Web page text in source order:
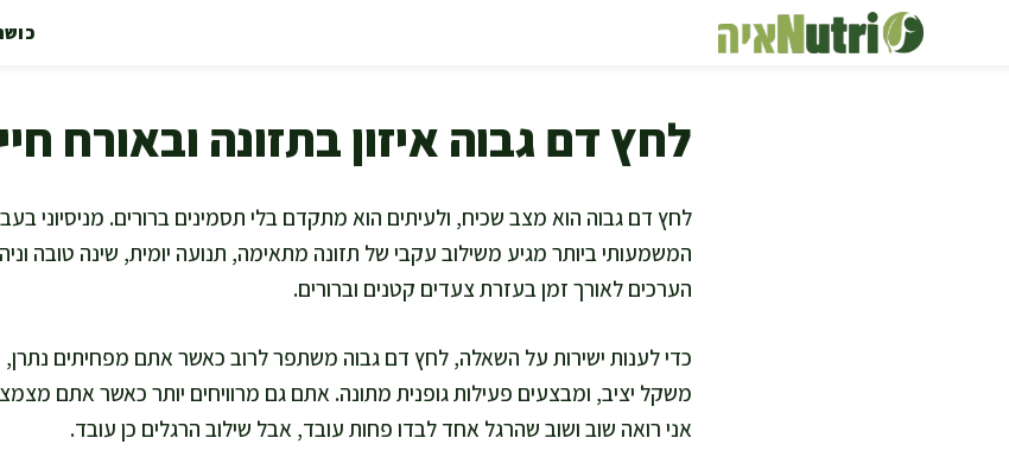
לחץ דם גבוה איזון בתזונה ובאורח
לחץ דם גבוה הוא מצב שכיח, ולעיתים הוא מתקדם בלי תסמינים ברורים. מניסיוני
המשמעותי ביותר מגיע משילוב עקבי של תזונה מתאימה, תנועה יומית, שינה טובה
הערכים לאורך זמן בעזרת צעדים קטנים וברורים.
כדי לענות ישירות על השאלה, לחץ דם גבוה משתפר לרוב כאשר אתם מפחיתים נתרן,
משקל יציב, ומבצעים פעילות גופנית מתונה. אתם גם מרוויחים יותר כאשר אתם
אני רואה שוב ושוב שהרגל אחד לבדו פחות עובד, אבל שילוב הרגלים כן עובד.